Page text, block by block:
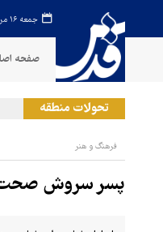
جمعه ۱۶ مرداد ۱۴۰۵
صفحه
تحولات منطقه
فرهنگ و هنر
پسر سروش صحت،